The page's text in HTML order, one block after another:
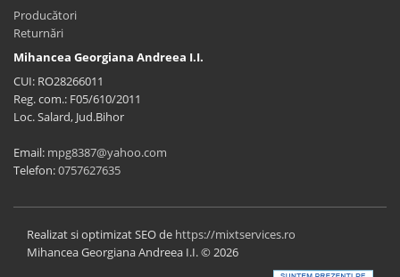
Producători
Returnări
Mihancea Georgiana Andreea I.I.
CUI: RO28266011
Reg. com.: F05/610/2011
Loc. Salard, Jud.Bihor
Email: mpg8387@yahoo.com
Telefon:0757627635
Realizat si optimizat SEO de https://mixtservices.ro
Mihancea Georgiana Andreea I.I. © 2026